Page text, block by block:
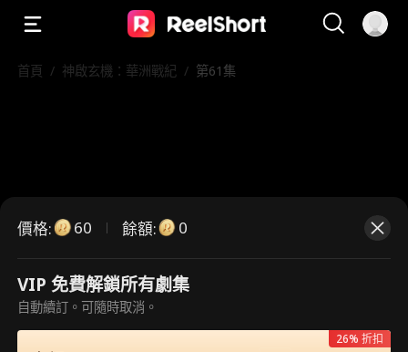
首頁 / 神啟玄機：華洲戰紀 / 第61集
這是付費劇集。請解鎖後觀看。
價格: 60 餘額: 0
VIP 免費解鎖所有劇集
自動續訂。可隨時取消。
26% 折扣